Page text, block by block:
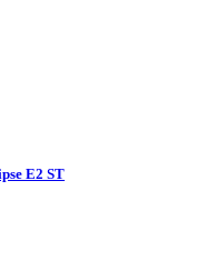
E2 ST